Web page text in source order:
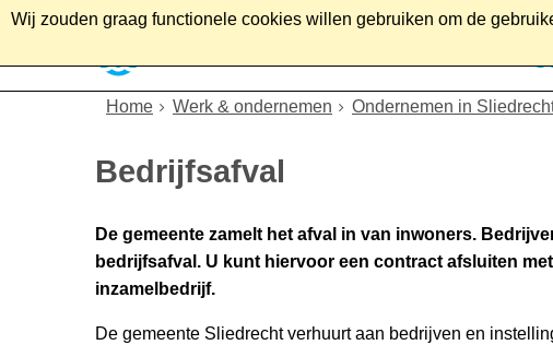
Wij zouden graag functionele cookies willen gebruiken om de
Home Werk & ondernemen Ondernemen in
Bedrijfsafval
De gemeente zamelt het afval in van inwoners.
bedrijfsafval. U kunt hiervoor een contract afsluiten
inzamelbedrijf.
De gemeente Sliedrecht verhuurt aan bedrijven en